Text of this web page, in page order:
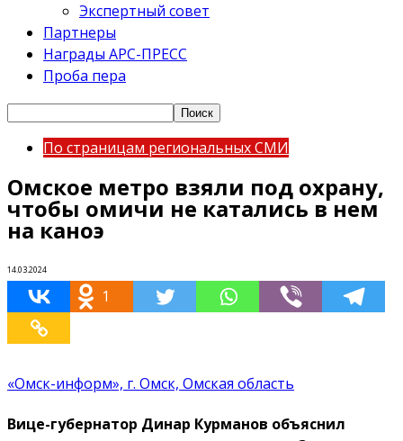
Экспертный совет
Партнеры
Награды АРС-ПРЕСС
Проба пера
По страницам региональных СМИ
Омское метро взяли под охрану,
чтобы омичи не катались в нем
на каноэ
14.03.2024
1
«Омск-информ», г. Омск, Омская область
Вице-губернатор Динар Курманов объяснил